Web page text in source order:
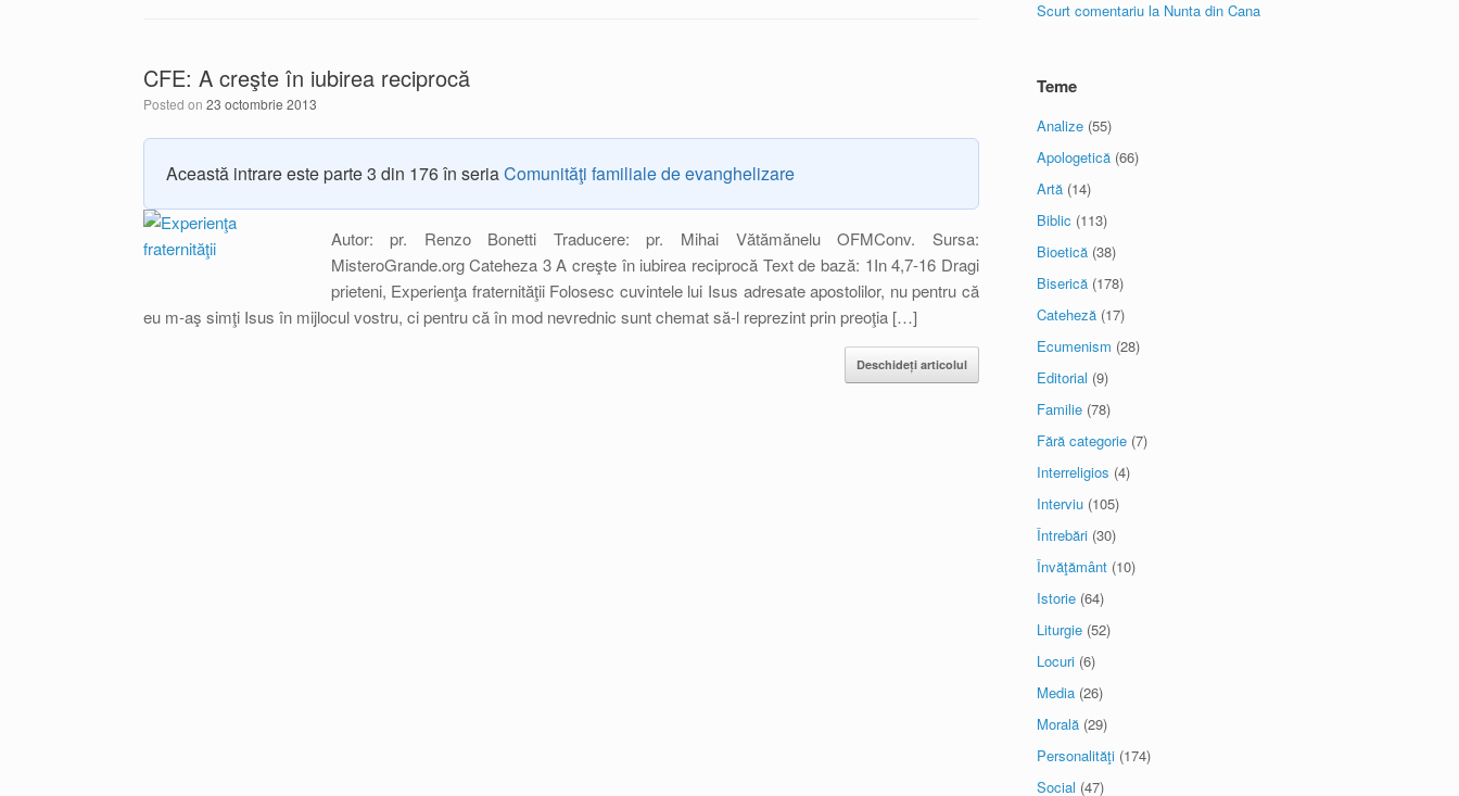
CFE: A creşte în iubirea reciprocă
Posted on 23 octombrie 2013
Această intrare este parte 3 din 176 în seriaComunităţi familiale de evanghelizare
Autor: pr. Renzo Bonetti Traducere: pr. Mihai Vătămănelu OFMConv. Sursa:
MisteroGrande.org Cateheza 3 A creşte în iubirea reciprocă Text de bază: 1In 4,7-16 Dragi
prieteni, Experienţa fraternităţii Folosesc cuvintele lui Isus adresate apostolilor, nu pentru că
eu m-aş simţi Isus în mijlocul vostru, ci pentru că în mod nevrednic sunt chemat să-l reprezint prin preoţia […]
Deschideți articolul
Scurt comentariu la Nunta din Cana
Teme
Analize (55)
Apologetică (66)
Artă (14)
Biblic (113)
Bioetică (38)
Biserică (178)
Cateheză (17)
Ecumenism (28)
Editorial (9)
Familie (78)
Fără categorie (7)
Interreligios (4)
Interviu (105)
Întrebări (30)
Învăţământ (10)
Istorie (64)
Liturgie (52)
Locuri (6)
Media (26)
Morală (29)
Personalităţi (174)
Social (47)